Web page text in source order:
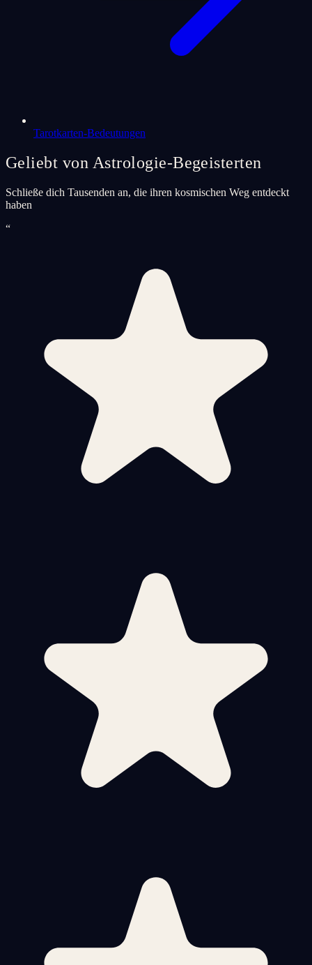
Tarotkarten-Bedeutungen
Geliebt von Astrologie-Begeisterten
Schließe dich Tausenden an, die ihren kosmischen Weg entdeckt
haben
“